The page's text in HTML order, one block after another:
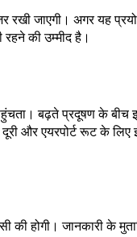
जाएगी। अगर यह
की उम्मीद है।
बढ़ते प्रदूषण के बीच
और एयरपोर्ट रूट के लिए
की होगी। जानकारी के